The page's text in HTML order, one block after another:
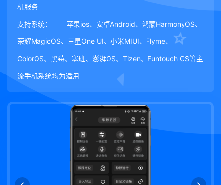
机服务
支持系统： 苹果ios、安卓Android、鸿蒙HarmonyOS、
荣耀MagicOS、三星One UI、小米MIUI、Flyme、
ColorOS、黑莓、塞班、澎湃OS、Tizen、Funtouch OS等主
流手机系统均为适用